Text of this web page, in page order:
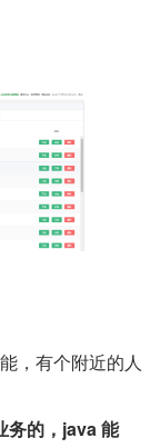
，有个附近的人
务的，java 能